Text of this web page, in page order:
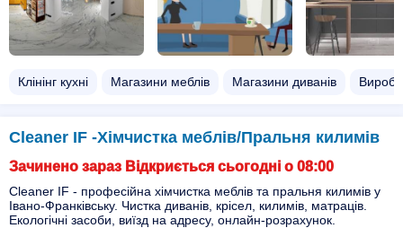
Клінінг кухні Магазини меблів Магазини диванів
Cleaner IF -Хімчистка меблів/Пральня килимів
Зачинено зараз Відкриється сьогодні о 08:00
Cleaner IF - професійна хімчистка меблів та пральня килимів у
Івано-Франківську. Чистка диванів, крісел, килимів, матраців.
Екологічні засоби, виїзд на адресу, онлайн-розрахунок.